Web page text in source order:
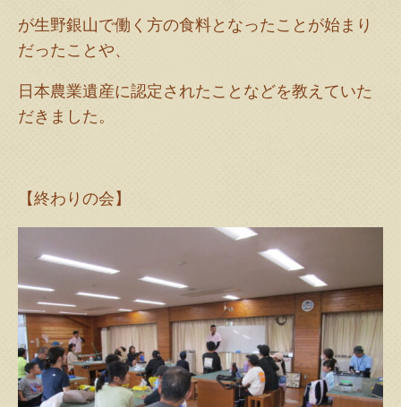
が生野銀山で働く方の食料となったことが始まり
だったことや、
日本農業遺産に認定されたことなどを教えていた
だきました。
【終わりの会】